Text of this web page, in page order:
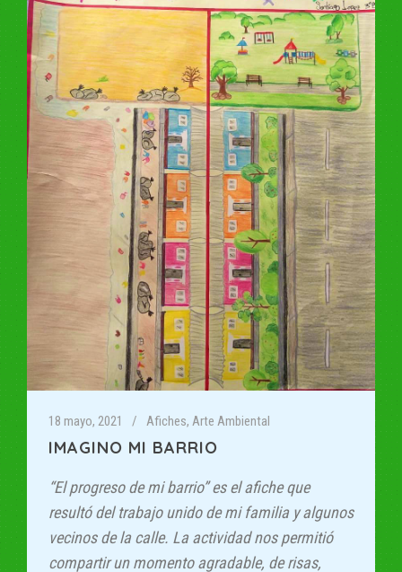
18 mayo, 2021 Afiches, Arte Ambiental
IMAGINO MI BARRIO
“El progreso de mi barrio” es el afiche que
resultó del trabajo unido de mi familia y algunos
vecinos de la calle. La actividad nos permitió
compartir un momento agradable, de risas,